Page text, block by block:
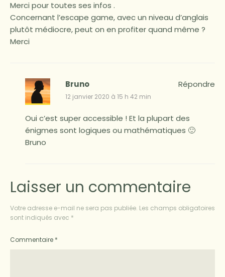
Merci pour toutes ses infos .
Concernant l’escape game, avec un niveau d’anglais
plutôt médiocre, peut on en profiter quand même ?
Merci
Bruno
12 janvier 2020 à 15 h 42 min
Oui c’est super accessible ! Et la plupart des
énigmes sont logiques ou mathématiques 🙂
Bruno
Répondre
Laisser un commentaire
Votre adresse e-mail ne sera pas publiée. Les champs obligatoires
sont indiqués avec *
Commentaire *